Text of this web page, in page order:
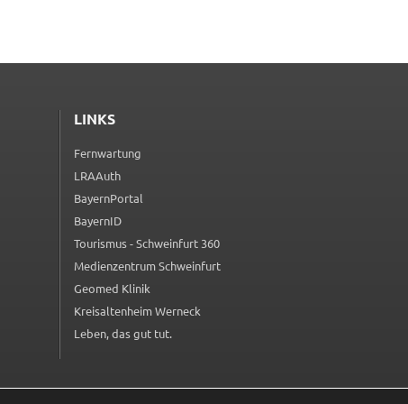
LINKS
Fernwartung
(externer Link, öffnet in neuem Tab)
LRAAuth
(externer Link, öffnet in neuem Tab)
BayernPortal
(externer Link, öffnet in neuem Tab)
BayernID
(externer Link, öffnet in neuem Tab)
Tourismus - Schweinfurt 360
(externer Link, öffnet in neuem Tab)
Medienzentrum Schweinfurt
(externer Link, öffnet in neuem Tab)
Geomed Klinik
(externer Link, öffnet in neuem Tab)
Kreisaltenheim Werneck
(externer Link, öffnet in neuem Tab)
Leben, das gut tut.
(externer Link, öffnet in neuem Tab)